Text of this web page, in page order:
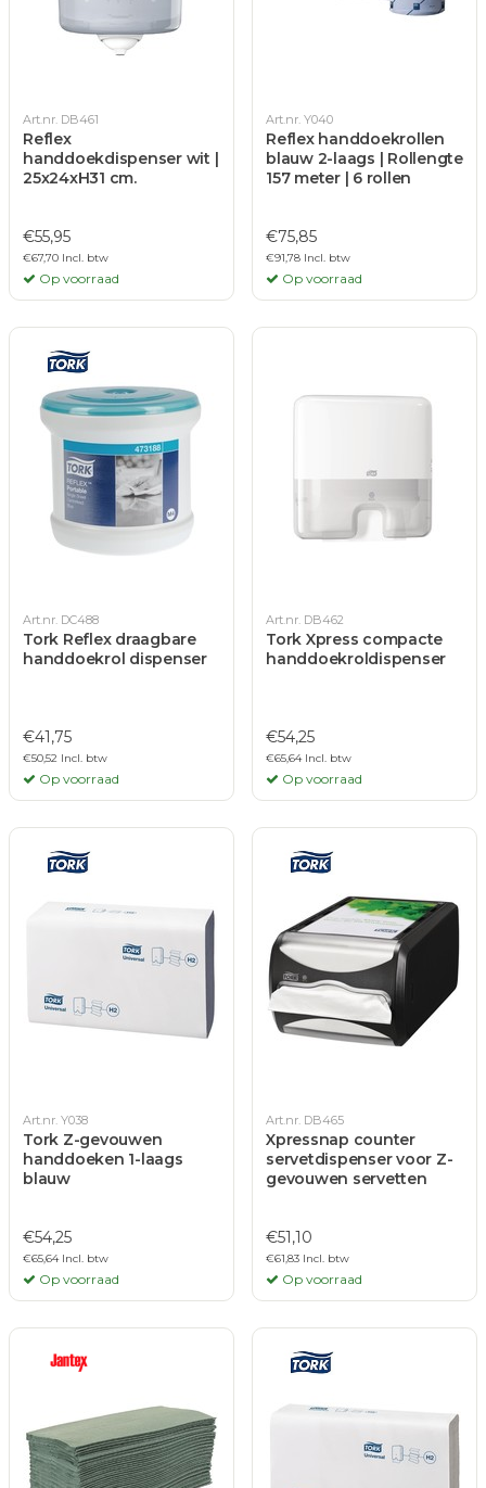
Art.nr. DB461
Reflex
handdoekdispenser wit |
25x24xH31 cm.
€55,95
€67,70 Incl. btw
Op voorraad
Art.nr. Y040
Reflex handdoekrollen
blauw 2-laags | Rollengte
157 meter | 6 rollen
€75,85
€91,78 Incl. btw
Op voorraad
Art.nr. DC488
Tork Reflex draagbare
handdoekrol dispenser
€41,75
€50,52 Incl. btw
Op voorraad
Art.nr. DB462
Tork Xpress compacte
handdoekroldispenser
€54,25
€65,64 Incl. btw
Op voorraad
Art.nr. Y038
Tork Z-gevouwen
handdoeken 1-laags
blauw
€54,25
€65,64 Incl. btw
Op voorraad
Art.nr. DB465
Xpressnap counter
servetdispenser voor Z-
gevouwen servetten
€51,10
€61,83 Incl. btw
Op voorraad